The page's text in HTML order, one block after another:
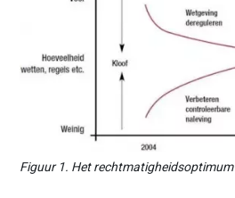
Figuur 1. Het rechtmatigheidsoptimum